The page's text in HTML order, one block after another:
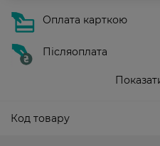
Оплата карткою
Післяоплата
Код товару